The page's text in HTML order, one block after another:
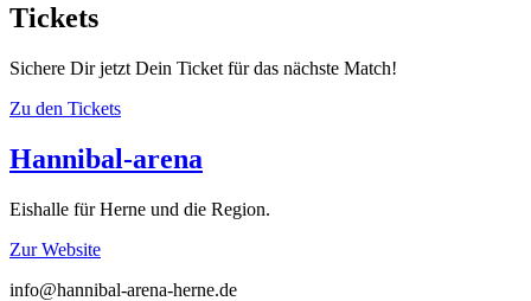
Tickets
Sichere Dir jetzt Dein Ticket für das nächste Match!
Zu den Tickets
Hannibal-arena
Eishalle für Herne und die Region.
Zur Website
info@hannibal-arena-herne.de